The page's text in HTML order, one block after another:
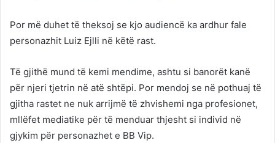
Por më duhet të theksoj se kjo audiencë ka ardhur fale
personazhit Luiz Ejlli në këtë rast.
Të gjithë mund të kemi mendime, ashtu si banorët kanë
për njeri tjetrin në atë shtëpi. Por mendoj se në pothuaj të
gjitha rastet ne nuk arrijmë të zhvishemi nga profesionet,
mllëfet mediatike për të menduar thjesht si individ në
gjykim për personazhet e BB Vip.